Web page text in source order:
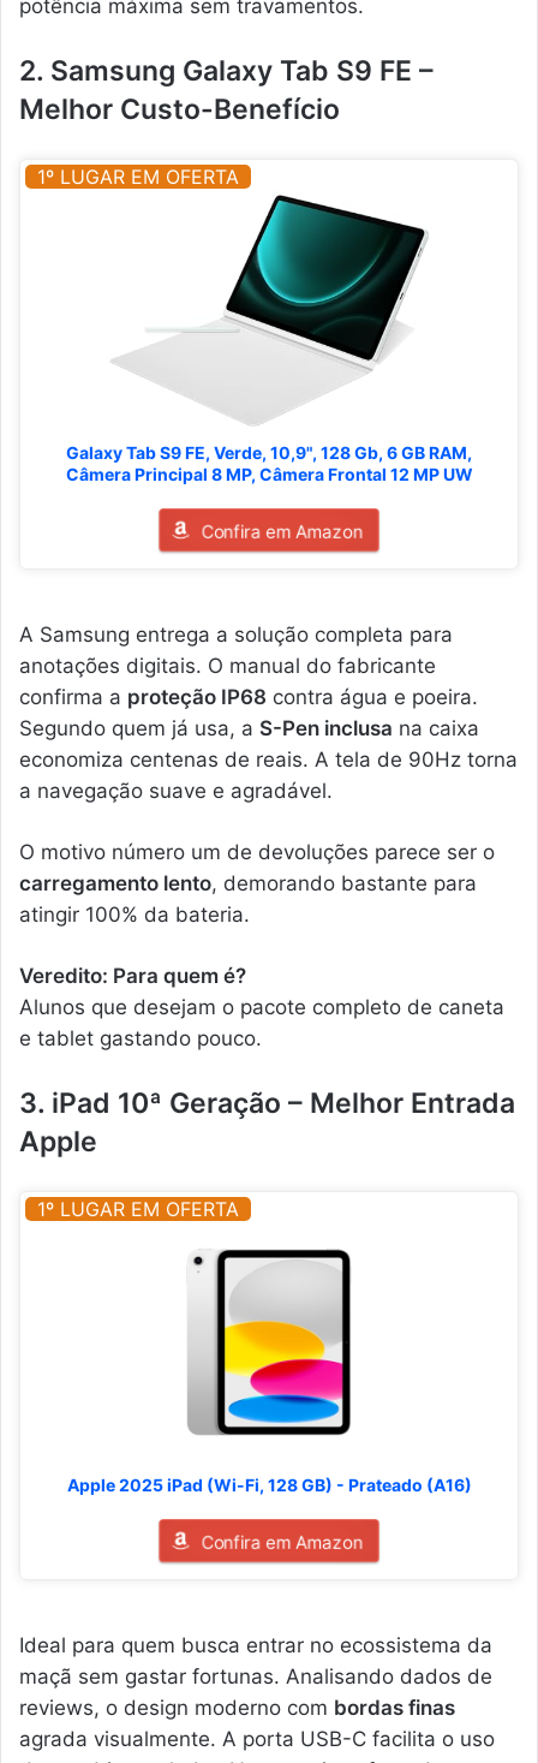
potência máxima sem travamentos.
2. Samsung Galaxy Tab S9 FE –
Melhor Custo-Benefício
1º LUGAR EM OFERTA
Galaxy Tab S9 FE, Verde, 10,9", 128 Gb, 6 GB RAM,
Câmera Principal 8 MP, Câmera Frontal 12 MP UW
Confira em Amazon
A Samsung entrega a solução completa para
anotações digitais. O manual do fabricante
confirma a proteção IP68 contra água e poeira.
Segundo quem já usa, a S-Pen inclusa na caixa
economiza centenas de reais. A tela de 90Hz torna
a navegação suave e agradável.
O motivo número um de devoluções parece ser o
carregamento lento, demorando bastante para
atingir 100% da bateria.
Veredito: Para quem é?
Alunos que desejam o pacote completo de caneta
e tablet gastando pouco.
3. iPad 10ª Geração – Melhor Entrada
Apple
1º LUGAR EM OFERTA
Apple 2025 iPad (Wi-Fi, 128 GB) - Prateado (A16)
Confira em Amazon
Ideal para quem busca entrar no ecossistema da
maçã sem gastar fortunas. Analisando dados de
reviews, o design moderno com bordas finas
agrada visualmente. A porta USB-C facilita o uso